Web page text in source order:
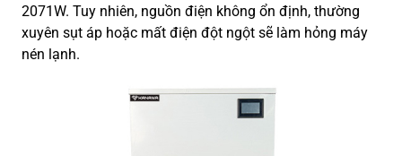
2071W. Tuy nhiên, nguồn điện không ổn định, thường
xuyên sụt áp hoặc mất điện đột ngột sẽ làm hỏng máy
nén lạnh.